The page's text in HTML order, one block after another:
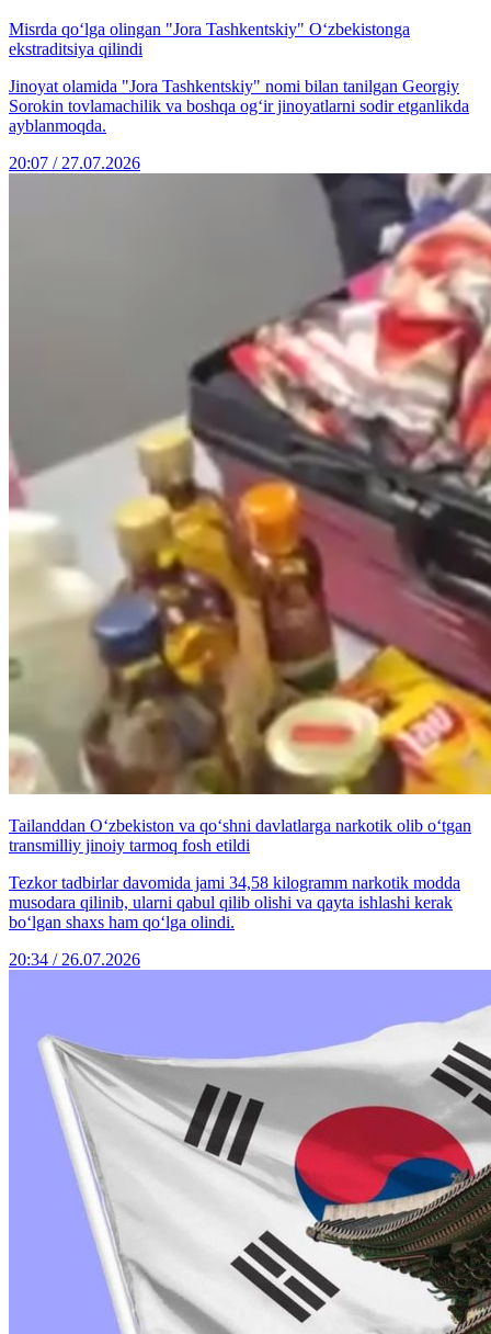
Misrda qo‘lga olingan "Jora Tashkentskiy" O‘zbekistonga
ekstraditsiya qilindi
Jinoyat olamida "Jora Tashkentskiy" nomi bilan tanilgan Georgiy
Sorokin tovlamachilik va boshqa og‘ir jinoyatlarni sodir etganlikda
ayblanmoqda.
20:07 / 27.07.2026
Tailanddan O‘zbekiston va qo‘shni davlatlarga narkotik olib o‘tgan
transmilliy jinoiy tarmoq fosh etildi
Tezkor tadbirlar davomida jami 34,58 kilogramm narkotik modda
musodara qilinib, ularni qabul qilib olishi va qayta ishlashi kerak
bo‘lgan shaxs ham qo‘lga olindi.
20:34 / 26.07.2026